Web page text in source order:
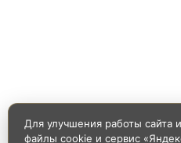
Для улучшения работы сайта
файлы cookie и сервис